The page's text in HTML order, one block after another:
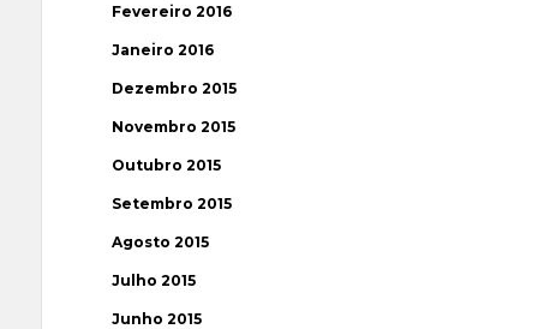
Fevereiro 2016
Janeiro 2016
Dezembro 2015
Novembro 2015
Outubro 2015
Setembro 2015
Agosto 2015
Julho 2015
Junho 2015